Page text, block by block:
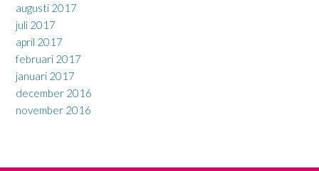
augusti 2017
juli 2017
april 2017
februari 2017
januari 2017
december 2016
november 2016